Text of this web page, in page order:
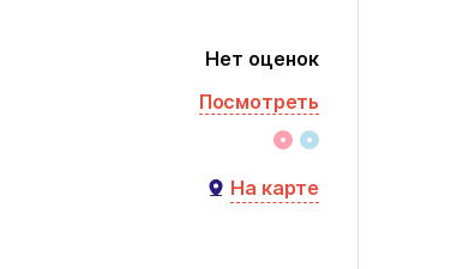
Нет оценок
Посмотреть
На карте